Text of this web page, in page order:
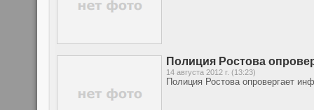
Полиция Ростова
14 августа 2012 г. (13:23)
Полиция Ростова опровергает